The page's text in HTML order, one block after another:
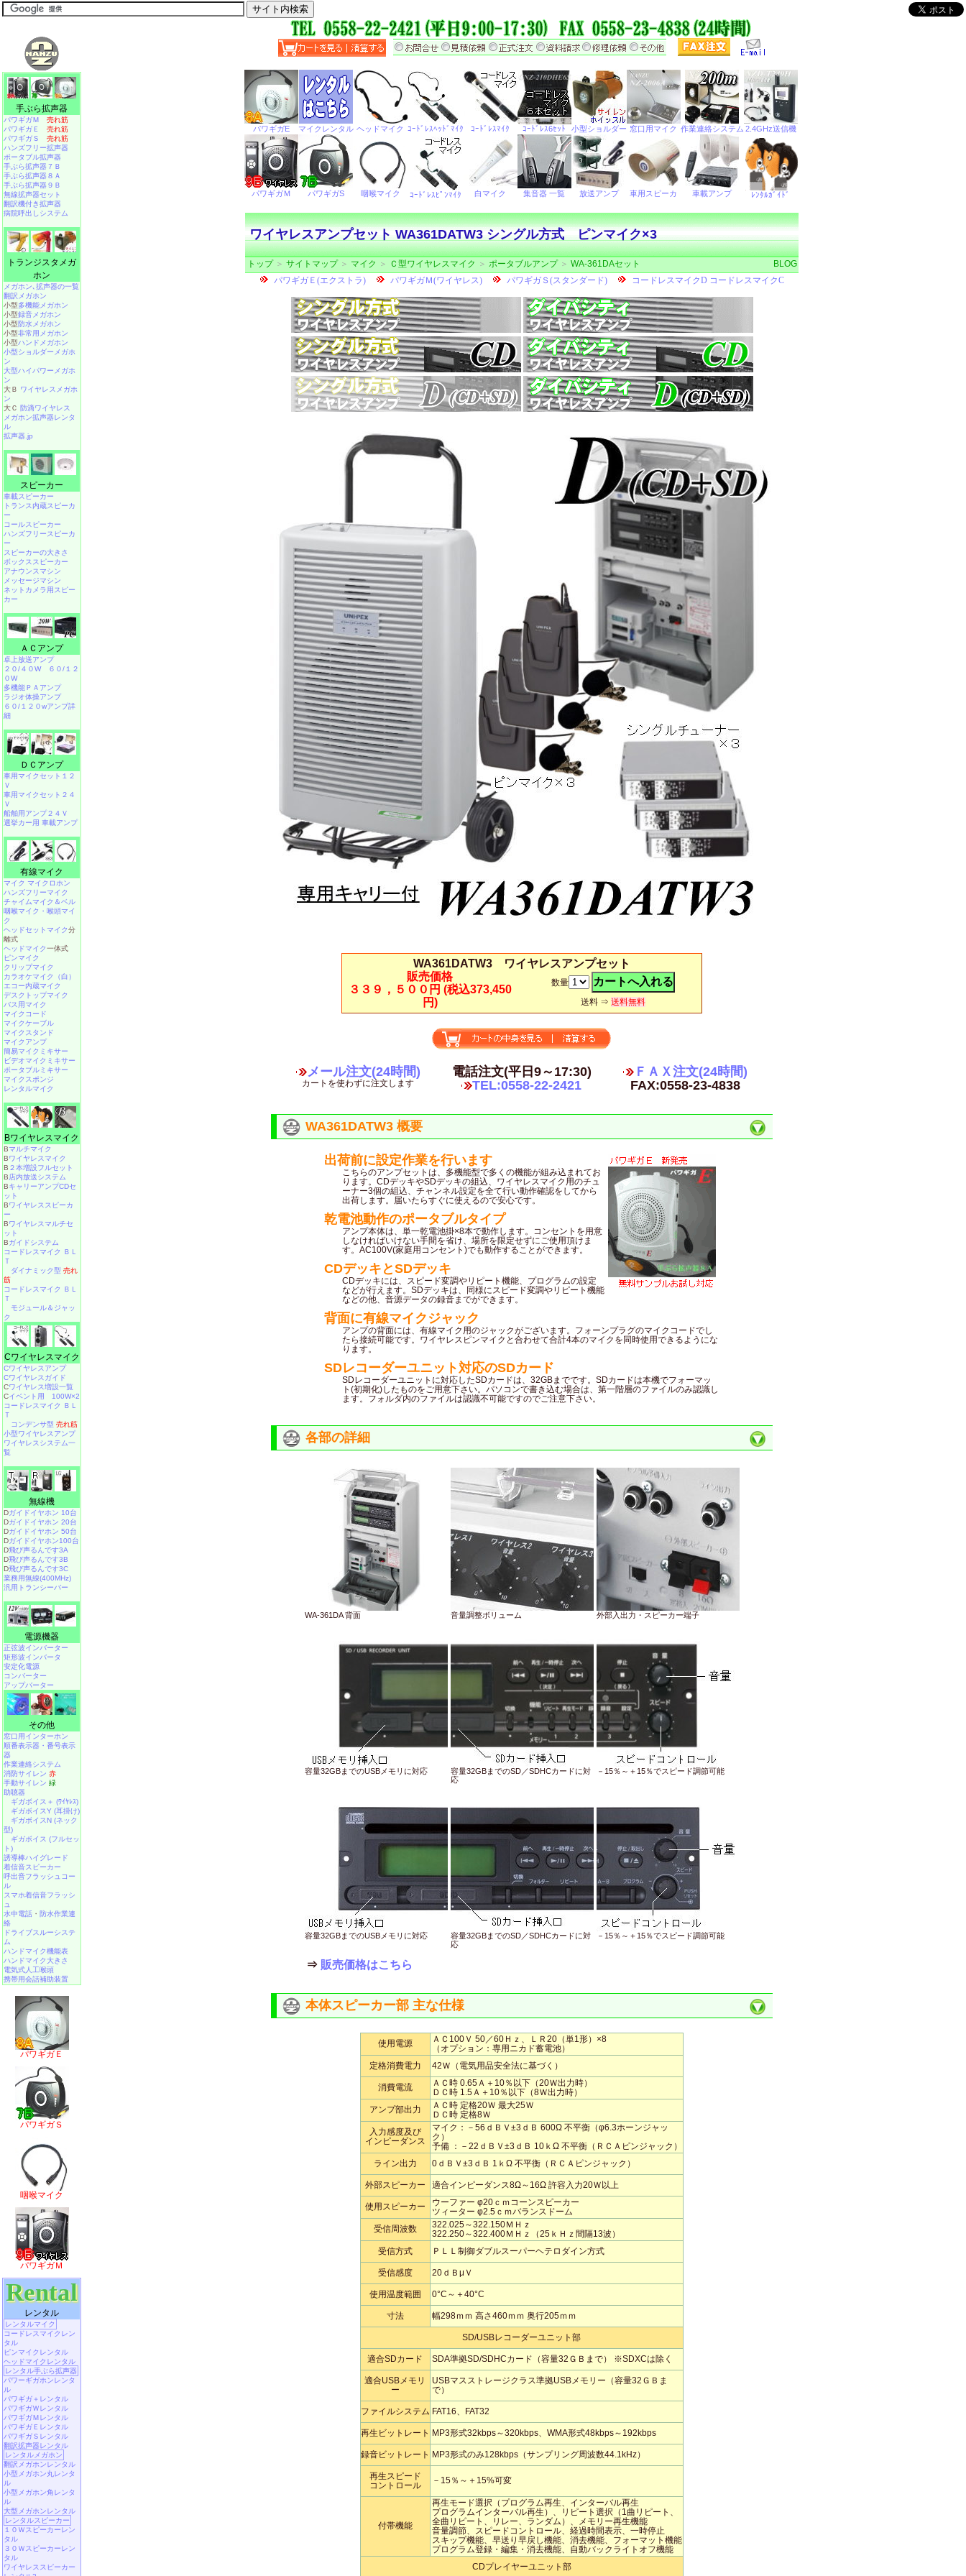
ワイヤレスアンプセット WA361DATW3 シングル方式 ピンマイク×3
トップ＞ サイトマップ＞ マイク ＞ Ｃ型ワイヤレスマイク ＞ ポータブルアンプ＞ WA-361DAセット BLOG
WA361DATW3 ワイヤレスアンプセット
販売価格
３３９，５００円 (税込373,450
円)
数量
送料 ⇒ 送料無料
メール注文(24時間)
カートを使わずに注文します
ＦＡＸ注文(24時間)
FAX:0558-23-4838
電話注文(平日9～17:30)
TEL:0558-22-2421
WA361DATW3 概要
出荷前に設定作業を行います
こちらのアンプセットは、多機能型で多くの機能が組み込まれてお
ります。CDデッキやSDデッキの組込、ワイヤレスマイク用のチュ
ーナー3個の組込、チャンネル設定を全て行い動作確認をしてから
出荷します。届いたらすぐに使えるので安心です。
乾電池動作のポータブルタイプ
アンプ本体は、単一乾電池掛×8本で動作します。コンセントを用意
しなければいけない手間を省け、場所を限定せずにご使用頂けま
す。AC100V(家庭用コンセント)でも動作することができます。
CDデッキとSDデッキ
CDデッキには、スピード変調やリピート機能、プログラムの設定
などが行えます。SDデッキは、同様にスピード変調やリピート機能
などの他、音源データの録音までができます。
背面に有線マイクジャック
アンプの背面には、有線マイク用のジャックがございます。フォーンプラグのマイクコードでし
たら接続可能です。ワイヤレスピンマイクと合わせて合計4本のマイクを同時使用できるようにな
ります。
SDレコーダーユニット対応のSDカード
SDレコーダーユニットに対応したSDカードは、32GBまでです。SDカードは本機でフォーマッ
ト(初期化)したものをご用意下さい。パソコンで書き込む場合は、第一階層のファイルのみ認識し
ます。フォルダ内のファイルは認識不可能ですのでご注意下さい。
各部の詳細
WA-361DA 背面 音量調整ボリューム 外部入出力・スピーカー端子
容量32GBまでのUSBメモリに対応
容量32GBまでのSD／SDHCカードに対
応
－15％～＋15％でスピード調節可能
容量32GBまでのUSBメモリに対応
容量32GBまでのSD／SDHCカードに対
応
－15％～＋15％でスピード調節可能
⇒ 販売価格はこちら
本体スピーカー部 主な仕様
使用電源
ＡＣ100Ｖ 50／60Ｈｚ、ＬＲ20（単1形）×8
（オプション：専用ニカド蓄電池）
定格消費電力
42Ｗ（電気用品安全法に基づく）
消費電流
ＡＣ時 0.65Ａ＋10％以下（20Ｗ出力時）
ＤＣ時 1.5Ａ＋10％以下（8Ｗ出力時）
アンプ部出力
ＡＣ時 定格20Ｗ 最大25Ｗ
ＤＣ時 定格8Ｗ
入力感度及び
インピーダンス
マイク：－56ｄＢＶ±3ｄＢ 600Ω 不平衡（φ6.3ホーンジャッ
ク）
予備 ：－22ｄＢＶ±3ｄＢ 10ｋΩ 不平衡（ＲＣＡピンジャック）
ライン出力
0ｄＢＶ±3ｄＢ 1ｋΩ 不平衡（ＲＣＡピンジャック）
外部スピーカー 適合インピーダンス8Ω～16Ω 許容入力20Ｗ以上
使用スピーカー
ウーファー φ20ｃｍコーンスピーカー
ツィーター φ2.5ｃｍバランスドーム
受信周波数
322.025～322.150ＭＨｚ
322.250～322.400ＭＨｚ（25ｋＨｚ間隔13波）
受信方式
ＰＬＬ制御ダブルスーパーヘテロダイン方式
受信感度 20ｄＢμＶ
使用温度範囲 0°C～＋40°C
寸法 幅298ｍｍ 高さ460ｍｍ 奥行205ｍｍ
SD/USBレコーダーユニット部
適合SDカード SDA準拠SD/SDHCカード（容量32ＧＢまで） ※SDXCは除く
適合USBメモリ
ー
USBマスストレージクラス準拠USBメモリー（容量32ＧＢま
で）
ファイルシステム FAT16、FAT32
再生ビットレート MP3形式32kbps～320kbps、WMA形式48kbps～192kbps
録音ビットレート MP3形式のみ128kbps（サンプリング周波数44.1kHz）
再生スピード
コントロール
－15％～＋15%可変
付帯機能
再生モード選択（プログラム再生、インターバル再生
プログラムインターバル再生）、リピート選択（1曲リピート、
全曲リピート、リレー、ランダム）、メモリー再生機能
音量調節、スピードコントロール、経過時間表示、一時停止
スキップ機能、早送り早戻し機能、消去機能、フォーマット機能
プログラム登録・編集・消去機能、自動バックライトオフ機能
CDプレイヤーユニット部
手ぶら拡声器
パワギガＭ 売れ筋
パワギガＥ 売れ筋
パワギガＳ 売れ筋
ハンズフリー拡声器
ポータブル拡声器
手ぶら拡声器７Ｂ
手ぶら拡声器８Ａ
手ぶら拡声器９Ｂ
無線拡声器セット
翻訳機付き拡声器
病院呼出しシステム
トランジスタメガ
ホン
メガホン､拡声器の一覧
翻訳メガホン
小型多機能メガホン
小型録音メガホン
小型防水メガホン
小型非常用メガホン
小型ハンドメガホン
小型ショルダーメガホ
ン
大型ハイパワーメガホ
ン
大Ｂ ワイヤレスメガホ
ン
大Ｃ 防滴ワイヤレス
メガホン拡声器レンタ
ル
拡声器.jp
スピーカー
車載スピーカー
トランス内蔵スピーカ
ー
コールスピーカー
ハンズフリースピーカ
ー
スピーカーの大きさ
ボックススピーカー
アナウンスマシン
メッセージマシン
ネットカメラ用スピー
カー
ＡＣアンプ
卓上放送アンプ
２０/４０W
６０/１２
０W
多機能ＰＡアンプ
ラジオ体操アンプ
６０/１２０wアンプ詳
細
ＤＣアンプ
車用マイクセット１２
Ｖ
車用マイクセット２４
Ｖ
船舶用アンプ２４Ｖ
選挙カー用 車載アンプ
有線マイク
マイク マイクロホン
ハンズフリーマイク
チャイムマイク＆ベル
咽喉マイク・喉頭マイ
ク
ヘッドセットマイク分
離式
ヘッドマイク一体式
ピンマイク
クリップマイク
カラオケマイク（白）
エコー内蔵マイク
デスクトップマイク
バス用マイク
マイクコード
マイクケーブル
マイクスタンド
マイクアンプ
簡易マイクミキサー
ビデオマイクミキサー
ポータブルミキサー
マイクスポンジ
レンタルマイク
Bワイヤレスマイク
Bマルチマイク
Bワイヤレスマイク
B ２本増設フルセット
B店内放送システム
BキャリーアンプCDセ
ット
Bワイヤレススピーカ
ー
Bワイヤレスマルチセ
ット
Bガイドシステム
コードレスマイク ＢＬ
Ｔ
ダイナミック型 売れ
筋
コードレスマイク ＢＬ
Ｔ
モジュール＆ジャッ
ク
Cワイヤレスマイク
Cワイヤレスアンプ
Cワイヤレスガイド
Cワイヤレス増設一覧
Cイベント用 100W×2
コードレスマイク ＢＬ
Ｔ
コンデンサ型 売れ筋
小型ワイヤレスアンプ
ワイヤレスシステム一
覧
無線機
Dガイドイヤホン 10台
Dガイドイヤホン 20台
Dガイドイヤホン 50台
Dガイドイヤホン100台
D飛び声るんです3A
D飛び声るんです3B
D飛び声るんです3C
業務用無線(400MHz)
汎用トランシーバー
電源機器
正弦波インバーター
矩形波インバータ
安定化電源
コンバーター
アップバーター
その他
窓口用インターホン
順番表示器・番号表示
器
作業連絡システム
消防サイレン 赤
手動サイレン 緑
助聴器
ギガボイス＋ (ﾜｲﾔﾚｽ)
ギガボイスY (耳掛け)
ギガボイスN (ネック
型)
ギガボイス (フルセッ
ト)
誘導棒ハイグレード
着信音スピーカー
呼出音フラッシュコー
ル
スマホ着信音フラッシ
ュ
水中電話 ・ 防水作業連
絡
ドライブスルーシステ
ム
ハンドマイク機能表
ハンドマイク大きさ
電気式人工喉頭
携帯用会話補助装置
パワギガＥ
パワギガＳ
咽喉マイク
パワギガＭ
Rental
レンタル
レンタルマイク
コードレスマイクレン
タル
ピンマイクレンタル
ヘッドマイクレンタル
レンタル手ぶら拡声器
パワーギガホンレンタ
ル
パワギガ＋レンタル
パワギガＷレンタル
パワギガＭレンタル
パワギガＥレンタル
パワギガＳレンタル
翻訳拡声器レンタル
レンタルメガホン
翻訳メガホンレンタル
小型メガホン丸レンタ
ル
小型メガホン角レンタ
ル
大型メガホンレンタル
レンタルスピーカー
１０Ｗスピーカーレン
タル
３０Ｗスピーカーレン
タル
ワイヤレススピーカー